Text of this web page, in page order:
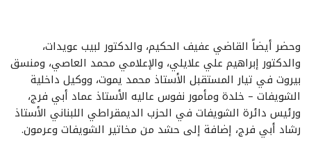
وحضر أيضاً القاضي عفيف الحكيم، والدكتور لبيب عويدات،
والدكتور إبراهيم علي علايلي، والإعلامي محمد العاصي، ومنسق
بيروت في تيار المستقبل الأستاذ محمد يموت، ووكيل داخلية
الشويفات – خلدة ومأمور نفوس عاليه الأستاذ عماد أبي فرج،
ورئيس دائرة الشويفات في الحزب الديمقراطي اللبناني الأستاذ
رشاد أبي فرج، إضافة إلى حشد من مخاتير الشويفات وعرمون.